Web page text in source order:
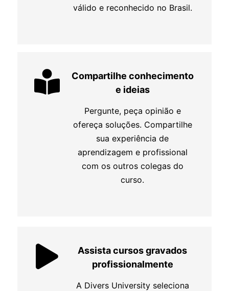
válido e reconhecido no Brasil.
Compartilhe conhecimento
e ideias
Pergunte, peça opinião e
ofereça soluções. Compartilhe
sua experiência de
aprendizagem e profissional
com os outros colegas do
curso.
Assista cursos gravados
profissionalmente
A Divers University seleciona